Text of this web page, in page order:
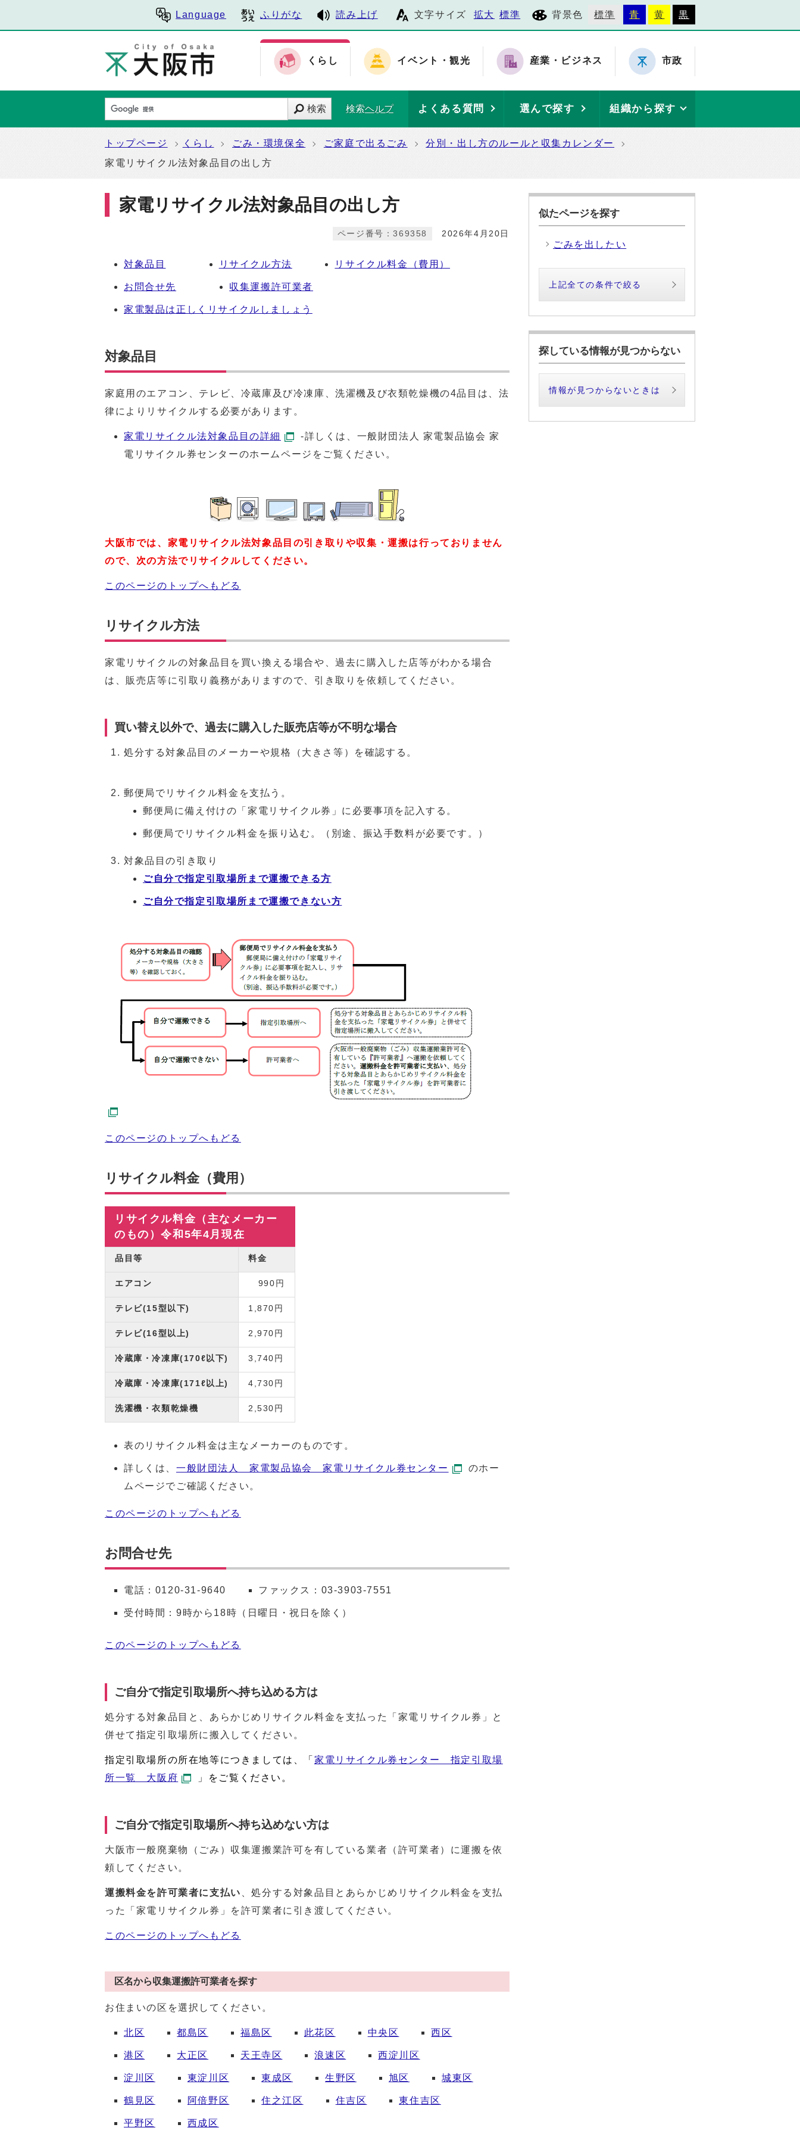
Language ふりがな 読み上げ 文字サイズ 拡大 標準 背景色 標準 青 黄 黒
くらし イベント・観光 産業・ビジネス 市政
検索 検索ヘルプ よくある質問 選んで探す 組織から探す
トップページ くらし ごみ・環境保全 ご家庭で出るごみ
分別・出し方のルールと収集カレンダー
家電リサイクル法対象品目の出し方
家電リサイクル法対象品目の出し方
2026年4月20日
ページ番号：369358
対象品目 リサイクル方法 リサイクル料金（費用）
お問合せ先 収集運搬許可業者
家電製品は正しくリサイクルしましょう
対象品目
家庭用のエアコン、テレビ、冷蔵庫及び冷凍庫、洗濯機及び衣類乾燥機の4品目は、法
律によりリサイクルする必要があります。
家電リサイクル法対象品目の詳細
-詳しくは、一般財団法人 家電製品協会 家
電リサイクル券センターのホームページをご覧ください。
大阪市では、家電リサイクル法対象品目の引き取りや収集・運搬は行っておりません
ので、次の方法でリサイクルしてください。
このページのトップへもどる
リサイクル方法
家電リサイクルの対象品目を買い換える場合や、過去に購入した店等がわかる場合
は、販売店等に引取り義務がありますので、引き取りを依頼してください。
買い替え以外で、過去に購入した販売店等が不明な場合
処分する対象品目のメーカーや規格（大きさ等）を確認する。
郵便局でリサイクル料金を支払う。
郵便局に備え付けの「家電リサイクル券」に必要事項を記入する。
郵便局でリサイクル料金を振り込む。（別途、振込手数料が必要です。）
対象品目の引き取り
ご自分で指定引取場所まで運搬できる方
ご自分で指定引取場所まで運搬できない方
このページのトップへもどる
リサイクル料金（費用）
リサイクル料金（主なメーカー
のもの）令和5年4月現在
品目等 料金
エアコン 990円
テレビ(15型以下) 1,870円
テレビ(16型以上) 2,970円
冷蔵庫・冷凍庫(170ℓ以下) 3,740円
冷蔵庫・冷凍庫(171ℓ以上) 4,730円
洗濯機・衣類乾燥機 2,530円
表のリサイクル料金は主なメーカーのものです。
詳しくは、 一般財団法人 家電製品協会 家電リサイクル券センター
のホー
ムページでご確認ください。
このページのトップへもどる
お問合せ先
電話： 0120-31-9640 ファックス：03-3903-7551
受付時間：9時から18時（日曜日・祝日を除く）
このページのトップへもどる
ご自分で指定引取場所へ持ち込める方は
処分する対象品目と、あらかじめリサイクル料金を支払った「家電リサイクル券」と
併せて指定引取場所に搬入してください。
指定引取場所の所在地等につきましては、「 家電リサイクル券センター 指定引取場
所一覧 大阪府
」をご覧ください。
ご自分で指定引取場所へ持ち込めない方は
大阪市一般廃棄物（ごみ）収集運搬業許可を有している業者（許可業者）に運搬を依
頼してください。
運搬料金を許可業者に支払い
、処分する対象品目とあらかじめリサイクル料金を支払
った「家電リサイクル券」を許可業者に引き渡してください。
このページのトップへもどる
区名から収集運搬許可業者を探す
お住まいの区を選択してください。
北区 都島区 福島区 此花区 中央区 西区
港区 大正区 天王寺区 浪速区 西淀川区
淀川区 東淀川区 東成区 生野区 旭区 城東区
鶴見区 阿倍野区 住之江区 住吉区 東住吉区
平野区 西成区
似たページを探す
ごみを出したい
上記全ての条件で絞る
探している情報が見つからない
情報が見つからないときは